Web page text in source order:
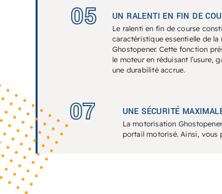
05 UN RALENTI EN FIN DE
Le ralenti en fin de course
caractéristique essentielle de
Ghostopener. Cette fonction
le moteur en réduisant l’usure,
une durabilité accrue.
07 UNE SÉCURITÉ
La motorisation
portail motorisé. Ainsi, vous